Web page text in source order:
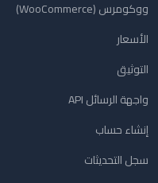
ووكومرس (WooCommerce)
الأسعار
التوثيق
واجهة الرسائل API
إنشاء حساب
سجل التحديثات